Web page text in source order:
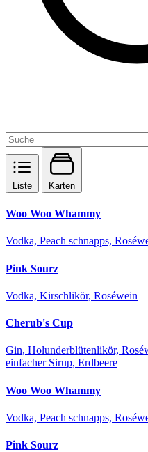
Liste Karten
Woo Woo Whammy
Vodka, Peach schnapps,
Pink Sourz
Vodka, Kirschlikör, Roséwein
Cherub's Cup
Gin, Holunderblütenlikör,
einfacher Sirup, Erdbeere
Woo Woo Whammy
Vodka, Peach schnapps,
Pink Sourz